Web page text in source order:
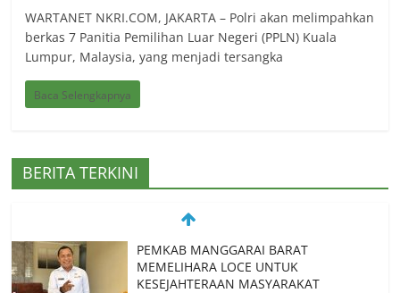
WARTANET NKRI.COM, JAKARTA – Polri akan melimpahkan
berkas 7 Panitia Pemilihan Luar Negeri (PPLN) Kuala
Lumpur, Malaysia, yang menjadi tersangka
Baca Selengkapnya
BERITA TERKINI
PEMKAB MANGGARAI BARAT
MEMELIHARA LOCE UNTUK
KESEJAHTERAAN MASYARAKAT